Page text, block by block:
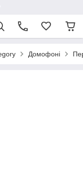
Домофоні